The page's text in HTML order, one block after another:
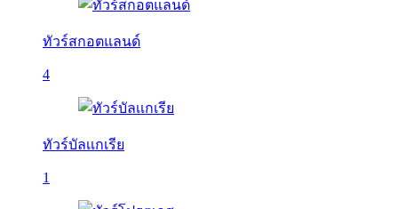
ทัวร์สกอตแลนด์
4
ทัวร์บัลเเกเรีย
1